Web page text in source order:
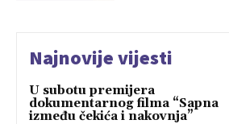
Najnovije vijesti
U subotu premijera
dokumentarnog filma “Sapna
između čekića i nakovnja”